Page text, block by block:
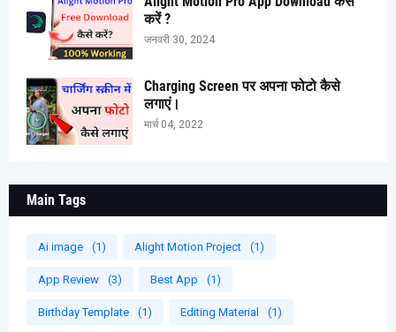
करें ?
जनवरी 30, 2024
Charging Screen पर अपना फोटो कैसे
लगाएं।
मार्च 04, 2022
Main Tags
Ai image (1) Alight Motion Project (1)
App Review (3) Best App (1)
Birthday Template (1) Editing Material (1)